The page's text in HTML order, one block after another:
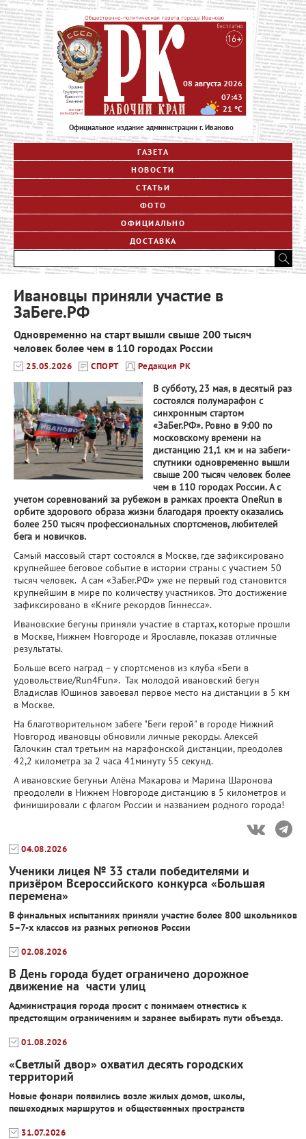
Официальное издание администрации г. Иваново
08 августа 2026
07:43
21 °C
ГАЗЕТА
НОВОСТИ
СТАТЬИ
ФОТО
ОФИЦИАЛЬНО
ДОСТАВКА
Ивановцы приняли участие в
ЗаБеге.РФ
Одновременно на старт вышли свыше 200 тысяч
человек более чем в 110 городах России
25.05.2026 СПОРТ Редакция РК
В субботу, 23 мая, в десятый раз
состоялся полумарафон с
синхронным стартом
«ЗаБег.РФ». Ровно в 9:00 по
московскому времени на
дистанцию 21,1 км и на забеги-
спутники одновременно вышли
свыше 200 тысяч человек более
чем в 110 городах России. А с
учетом соревнований за рубежом в рамках проекта OneRun в
орбите здорового образа жизни благодаря проекту оказались
более 250 тысяч профессиональных спортсменов, любителей
бега и новичков.
Самый массовый старт состоялся в Москве, где зафиксировано
крупнейшее беговое событие в истории страны с участием 50
тысяч человек. А сам «ЗаБег.РФ» уже не первый год становится
крупнейшим в мире по количеству участников. Это достижение
зафиксировано в «Книге рекордов Гиннесса».
Ивановские бегуны приняли участие в стартах, которые прошли
в Москве, Нижнем Новгороде и Ярославле, показав отличные
результаты.
Больше всего наград – у спортсменов из клуба «Беги в
удовольствие/Run4Fun». Так молодой ивановский бегун
Владислав Юшинов завоевал первое место на дистанции в 5 км
в Москве.
На благотворительном забеге "Беги герой" в городе Нижний
Новгород ивановцы обновили личные рекорды. Алексей
Галочкин стал третьим на марафонской дистанции, преодолев
42,2 километра за 2 часа 41минуту 55 секунд.
А ивановские бегуньи Алёна Макарова и Марина Шаронова
преодолели в Нижнем Новгороде дистанцию в 5 километров и
финишировали с флагом России и названием родного города!
04.08.2026
Ученики лицея № 33 стали победителями и
призёром Всероссийского конкурса «Большая
перемена»
В финальных испытаниях приняли участие более 800 школьников
5–7-х классов из разных регионов России
02.08.2026
В День города будет ограничено дорожное
движение на части улиц
Администрация города просит с понимаем отнестись к
предстоящим ограничениям и заранее выбирать пути объезда.
01.08.2026
«Светлый двор» охватил десять городских
территорий
Новые фонари появились возле жилых домов, школы,
пешеходных маршрутов и общественных пространств
31.07.2026